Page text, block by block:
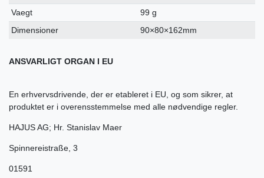
Vaegt
99 g
Dimensioner
90×80×162mm
ANSVARLIGT ORGAN I EU
En erhvervsdrivende, der er etableret i EU, og som sikrer, at
produktet er i overensstemmelse med alle nødvendige regler.
HAJUS AG; Hr. Stanislav Maer
Spinnereistraße 3
01591